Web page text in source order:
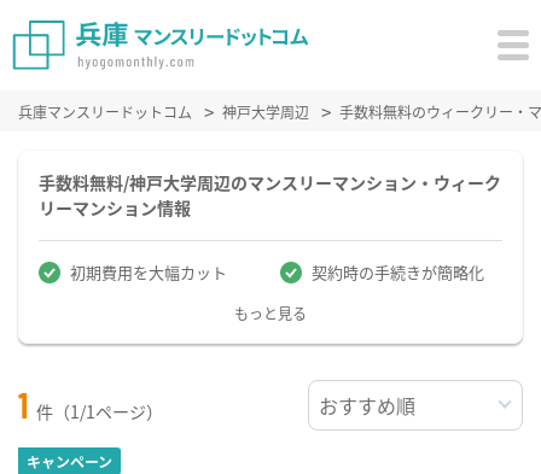
兵庫マンスリードットコム 神戸大学周辺 手数料無料のウィークリー・
手数料無料/神戸大学周辺のマンスリーマンション・ウィーク
リーマンション情報
初期費用を大幅カット 契約時の手続きが簡略化
もっと見る
1 件（1/1ページ）
キャンペーン